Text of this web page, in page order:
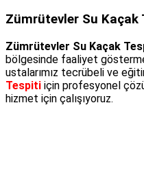
Zümrütevler Su Kaçak
Zümrütevler Su Kaçak
bölgesinde faaliyet
ustalarımız tecrübeli ve
Tespiti için profesyonel
hizmet için çalışıyoruz.